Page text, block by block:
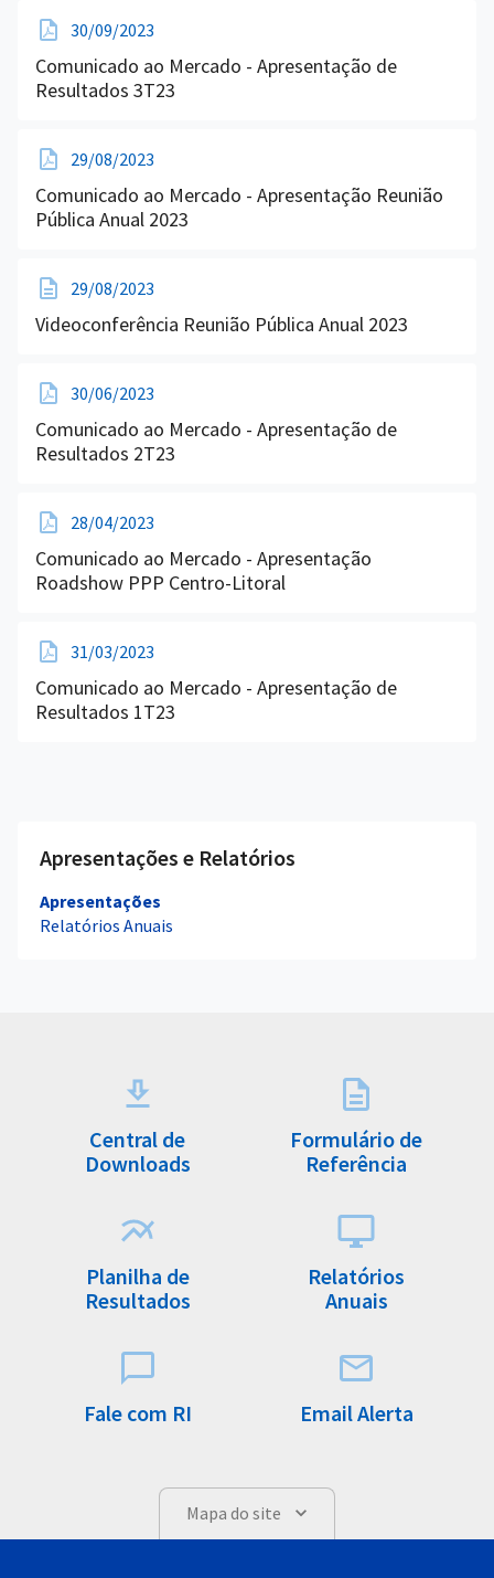
30/09/2023
Comunicado ao Mercado - Apresentação de
Resultados 3T23
29/08/2023
Comunicado ao Mercado - Apresentação Reunião
Pública Anual 2023
29/08/2023
Videoconferência Reunião Pública Anual 2023
30/06/2023
Comunicado ao Mercado - Apresentação de
Resultados 2T23
28/04/2023
Comunicado ao Mercado - Apresentação
Roadshow PPP Centro-Litoral
31/03/2023
Comunicado ao Mercado - Apresentação de
Resultados 1T23
Apresentações e Relatórios
Apresentações
Relatórios Anuais
Central de
Downloads
Formulário de
Referência
Planilha de
Resultados
Relatórios
Anuais
Fale com RI Email Alerta
Mapa do site